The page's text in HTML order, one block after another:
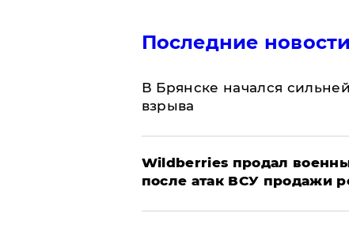
Последние новости
В Брянске начался
взрыва
​Wildberries продал
после атак ВСУ продажи